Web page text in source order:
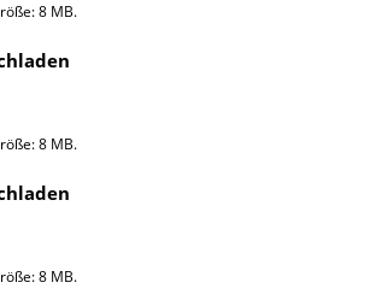
8 MB.
8 MB.
8 MB.